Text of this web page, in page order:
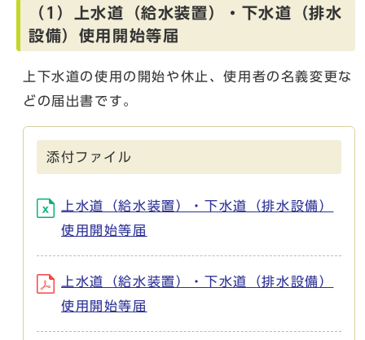
（1）上水道（給水装置）・下水道（排水
設備）使用開始等届
上下水道の使用の開始や休止、使用者の名義変更な
どの届出書です。
添付ファイル
上水道（給水装置）・下水道（排水設備）
使用開始等届
上水道（給水装置）・下水道（排水設備）
使用開始等届